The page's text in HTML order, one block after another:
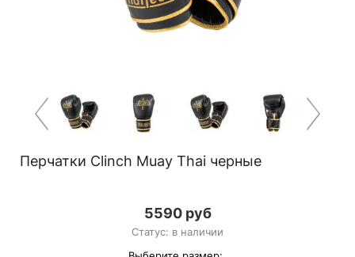
Перчатки Clinch Muay Thai черные
5590 руб
Статус: в наличии